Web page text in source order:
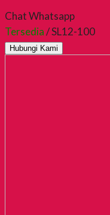
Chat Whatsapp
Tersedia/ SL12-100
Hubungi Kami